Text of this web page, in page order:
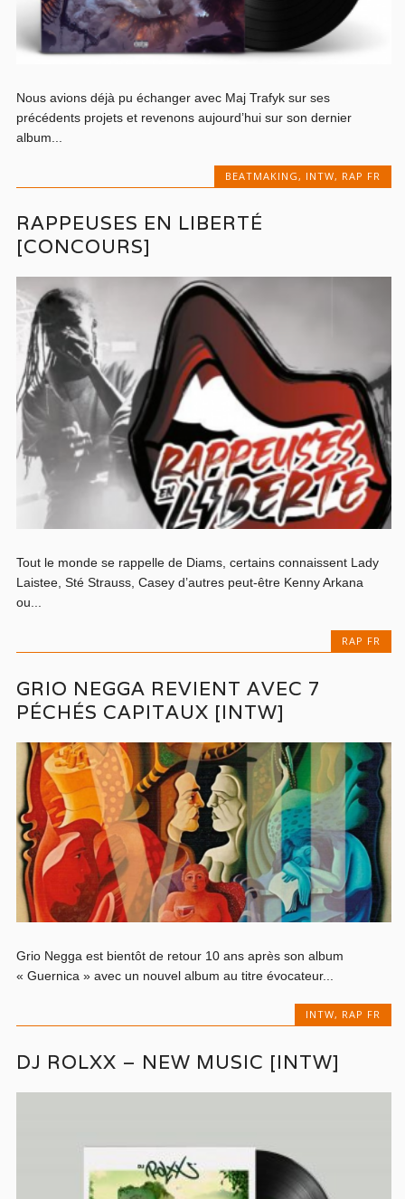
Nous avions déjà pu échanger avec Maj Trafyk sur ses
précédents projets et revenons aujourd’hui sur son dernier
album...
BEATMAKING , INTW, RAP FR
RAPPEUSES EN LIBERTÉ
[CONCOURS]
Tout le monde se rappelle de Diams, certains connaissent Lady
Laistee, Sté Strauss, Casey d’autres peut-être Kenny Arkana
ou...
RAP FR
GRIO NEGGA REVIENT AVEC 7
PÉCHÉS CAPITAUX [INTW]
Grio Negga est bientôt de retour 10 ans après son album
« Guernica » avec un nouvel album au titre évocateur...
INTW, RAP FR
DJ ROLXX – NEW MUSIC [INTW]